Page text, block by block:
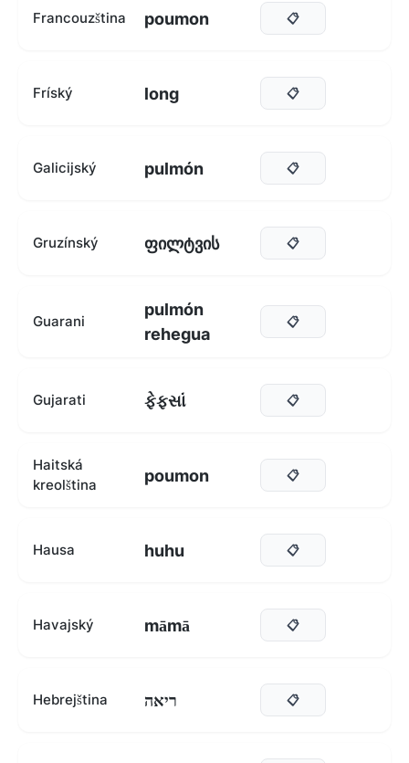
Francouzština poumon 📋
Fríský long 📋
Galicijský pulmón 📋
Gruzínský ფილტვის 📋
Guarani
pulmón
rehegua
📋
Gujarati ફેફસાં 📋
Haitská
kreolština
poumon 📋
Hausa huhu 📋
Havajský māmā 📋
Hebrejština ריאה 📋